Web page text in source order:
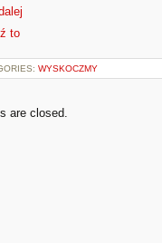
to
WYSKOCZMY
are closed.